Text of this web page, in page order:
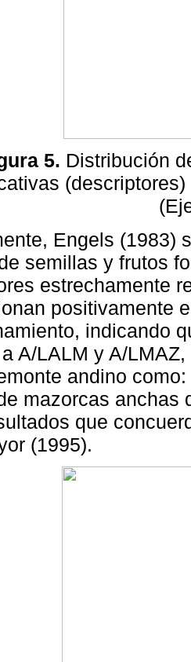
5. Distribución
Engels (1983)
semillas y frutos
estrechamente
positivamente
indicando
A/LALM y A/
andino
mazorcas anchas
que
(1995).